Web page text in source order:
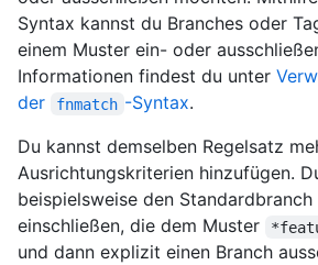
Syntax kannst du Branches oder
einem Muster ein- oder
Informationen findest du unter
der
fnmatch -Syntax.
Du kannst demselben Regelsatz
Ausrichtungskriterien hinzufügen.
beispielsweise den
einschließen, die dem Muster
und dann explizit einen Branch